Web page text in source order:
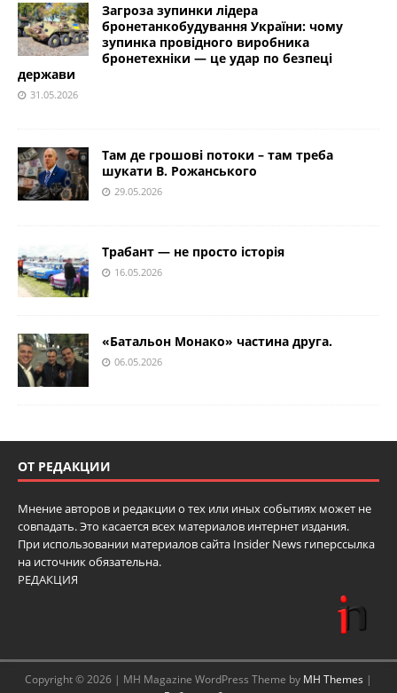
Загроза зупинки лідера
бронетанкобудування України: чому
зупинка провідного виробника
бронетехніки — це удар по безпеці
держави
31.05.2026
Там де грошові потоки – там треба
шукати В. Рожанського
29.05.2026
Трабант — не просто історія
16.05.2026
«Батальон Монако» частина друга.
06.05.2026
ОТ РЕДАКЦИИ
Мнение авторов и редакции о тех или иных событиях может не
совпадать. Это касается всех материалов интернет издания.
При использовании материалов сайта Insider News гиперссылка
на источник обязательна.
РЕДАКЦИЯ
Copyright © 2026 | MH Magazine WordPress Theme by MH Themes |